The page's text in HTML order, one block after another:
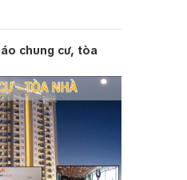
chung cư, tòa